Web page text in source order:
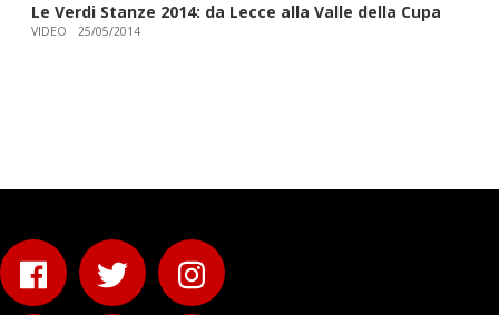
Le Verdi Stanze 2014: da Lecce alla Valle della Cupa
VIDEO 25/05/2014